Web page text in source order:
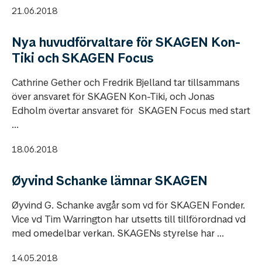
21.06.2018
Nya huvudförvaltare för SKAGEN Kon-
Tiki och SKAGEN Focus
Cathrine Gether och Fredrik Bjelland tar tillsammans
över ansvaret för SKAGEN Kon-Tiki, och Jonas
Edholm övertar ansvaret för SKAGEN Focus med start
...
18.06.2018
Øyvind Schanke lämnar SKAGEN
Øyvind G. Schanke avgår som vd för SKAGEN Fonder.
Vice vd Tim Warrington har utsetts till tillförordnad vd
med omedelbar verkan. SKAGENs styrelse har ...
14.05.2018